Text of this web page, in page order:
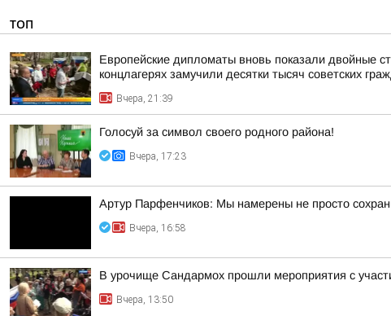
ТОП
Европейские дипломаты вновь показали двойные
концлагерях замучили десятки тысяч советских
Вчера, 21:39
Голосуй за символ своего родного района!
Вчера, 17:23
Артур Парфенчиков: Мы намерены не просто
Вчера, 16:58
В урочище Сандармох прошли мероприятия с
Вчера, 13:50